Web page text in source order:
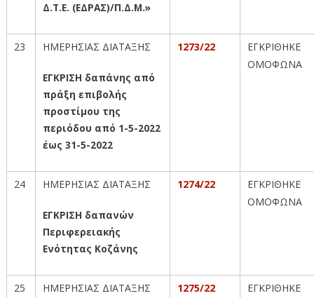
Δ.Τ.Ε. (ΕΔΡΑΣ)/Π.Δ.Μ.»
23 ΗΜΕΡΗΣΙΑΣ ΔΙΑΤΑΞΗΣ
ΕΓΚΡΙΣΗ δαπάνης από
πράξη επιβολής
προστίμου της
περιόδου από 1-5-2022
έως 31-5-2022
1273/22
ΕΓΚΡΙΘΗΚΕ
ΟΜΟΦΩΝΑ
24 ΗΜΕΡΗΣΙΑΣ ΔΙΑΤΑΞΗΣ
ΕΓΚΡΙΣΗ δαπανών
Περιφερειακής
Ενότητας Κοζάνης
1274/22
ΕΓΚΡΙΘΗΚΕ
ΟΜΟΦΩΝΑ
25 ΗΜΕΡΗΣΙΑΣ ΔΙΑΤΑΞΗΣ 1275/22
ΕΓΚΡΙΘΗΚΕ